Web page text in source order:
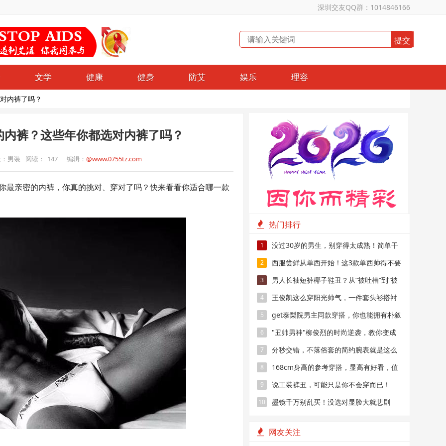
深圳交友QQ群：1014846166
文学 健康 健身 防艾 娱乐 理容
内裤了吗？
裤？这些年你都选对内裤了吗？
男装 阅读： 147 编辑：@www.0755tz.com
亲密的内裤，你真的挑对、穿对了吗？快来看看你适合哪一款
热门排行
1
没过30岁的男生，别穿得太成熟！简单干
净的T恤搭配，帅气又减龄
2
西服尝鲜从单西开始！这3款单西帅得不要
不要的！
3
男人长袖短裤椰子鞋丑？从“被吐槽”到“被
夸赞”
4
王俊凯这么穿阳光帅气，一件套头衫搭衬
衫，简装也穿出气质！
5
get泰梨院男主同款穿搭，你也能拥有朴叙
俊一样的男神气质！
6
"丑帅男神"柳俊烈的时尚逆袭，教你变成
韩系帅哥
7
分秒交错，不落俗套的简约腕表就是这么
酷！
8
168cm身高的参考穿搭，显高有好看，值
得收藏~
9 说工装裤丑，可能只是你不会穿而已！
10
墨镜千万别乱买！没选对显脸大就悲剧
网友关注